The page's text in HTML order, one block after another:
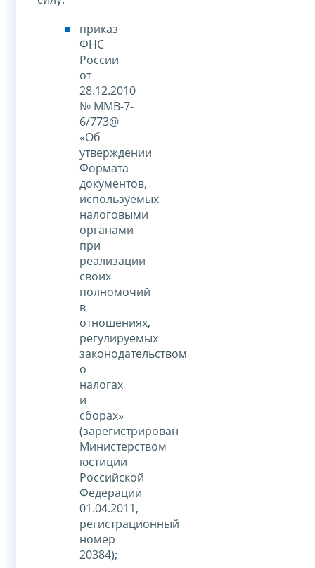
приказ
ФНС
России
от
28.12.2010
№ ММВ-7-
6/773@
«Об
утверждении
Формата
документов,
используемых
налоговыми
органами
при
реализации
своих
полномочий
в
отношениях,
регулируемых
законодательством
о
налогах
и
сборах»
(зарегистрирован
Министерством
юстиции
Российской
Федерации
01.04.2011,
регистрационный
номер
20384);